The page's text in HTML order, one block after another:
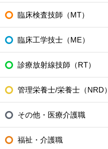
臨床検査技師（MT）
臨床工学技士（ME）
診療放射線技師（RT）
管理栄養士/栄養士（NRD）
その他・医療介護職
福祉・介護職